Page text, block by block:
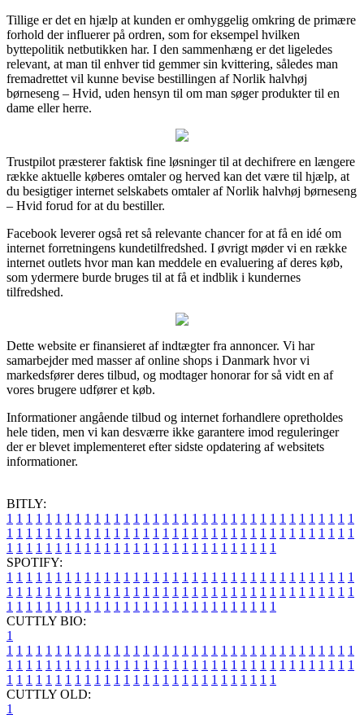
Tillige er det en hjælp at kunden er omhyggelig omkring de primære
forhold der influerer på ordren, som for eksempel hvilken
byttepolitik netbutikken har. I den sammenhæng er det ligeledes
relevant, at man til enhver tid gemmer sin kvittering, således man
fremadrettet vil kunne bevise bestillingen af Norlik halvhøj
børneseng – Hvid, uden hensyn til om man søger produkter til en
dame eller herre.
Trustpilot præsterer faktisk fine løsninger til at dechifrere en længere
række aktuelle køberes omtaler og herved kan det være til hjælp, at
du besigtiger internet selskabets omtaler af Norlik halvhøj børneseng
– Hvid forud for at du bestiller.
Facebook leverer også ret så relevante chancer for at få en idé om
internet forretningens kundetilfredshed. I øvrigt møder vi en række
internet outlets hvor man kan meddele en evaluering af deres køb,
som ydermere burde bruges til at få et indblik i kundernes
tilfredshed.
Dette website er finansieret af indtægter fra annoncer. Vi har
samarbejder med masser af online shops i Danmark hvor vi
markedsfører deres tilbud, og modtager honorar for så vidt en af
vores brugere udfører et køb.
Informationer angående tilbud og internet forhandlere opretholdes
hele tiden, men vi kan desværre ikke garantere imod reguleringer
der er blevet implementeret efter sidste opdatering af websitets
informationer.
BITLY:
1 1 1 1 1 1 1 1 1 1 1 1 1 1 1 1 1 1 1 1 1 1 1 1 1 1 1 1 1 1 1 1 1 1 1 1
1 1 1 1 1 1 1 1 1 1 1 1 1 1 1 1 1 1 1 1 1 1 1 1 1 1 1 1 1 1 1 1 1 1 1 1
1 1 1 1 1 1 1 1 1 1 1 1 1 1 1 1 1 1 1 1 1 1 1 1 1 1 1 1
SPOTIFY:
1 1 1 1 1 1 1 1 1 1 1 1 1 1 1 1 1 1 1 1 1 1 1 1 1 1 1 1 1 1 1 1 1 1 1 1
1 1 1 1 1 1 1 1 1 1 1 1 1 1 1 1 1 1 1 1 1 1 1 1 1 1 1 1 1 1 1 1 1 1 1 1
1 1 1 1 1 1 1 1 1 1 1 1 1 1 1 1 1 1 1 1 1 1 1 1 1 1 1 1
CUTTLY BIO:
1
1 1 1 1 1 1 1 1 1 1 1 1 1 1 1 1 1 1 1 1 1 1 1 1 1 1 1 1 1 1 1 1 1 1 1 1
1 1 1 1 1 1 1 1 1 1 1 1 1 1 1 1 1 1 1 1 1 1 1 1 1 1 1 1 1 1 1 1 1 1 1 1
1 1 1 1 1 1 1 1 1 1 1 1 1 1 1 1 1 1 1 1 1 1 1 1 1 1 1 1
CUTTLY OLD:
1